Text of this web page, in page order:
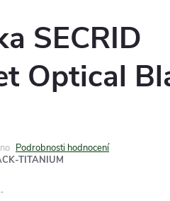
SECRID
Optical
Podrobnosti hodnocení
TITANIUM